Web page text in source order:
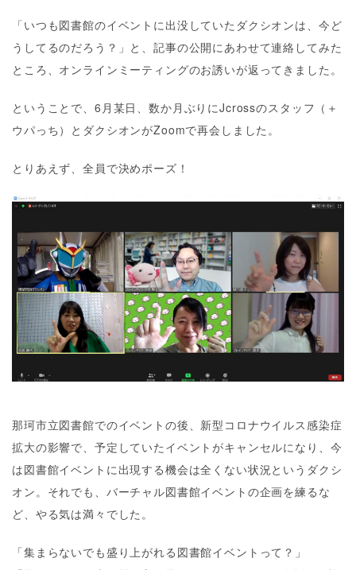
「いつも図書館のイベントに出没していたダクシオンは、今ど
うしてるのだろう？」と、記事の公開にあわせて連絡してみた
ところ、オンラインミーティングのお誘いが返ってきました。
ということで、6月某日、数か月ぶりにJcrossのスタッフ（＋
ウパっち）とダクシオンがZoomで再会しました。
とりあえず、全員で決めポーズ！
那珂市立図書館でのイベントの後、新型コロナウイルス感染症
拡大の影響で、予定していたイベントがキャンセルになり、今
は図書館イベントに出現する機会は全くない状況というダクシ
オン。それでも、バーチャル図書館イベントの企画を練るな
ど、やる気は満々でした。
「集まらないでも盛り上がれる図書館イベントって？」